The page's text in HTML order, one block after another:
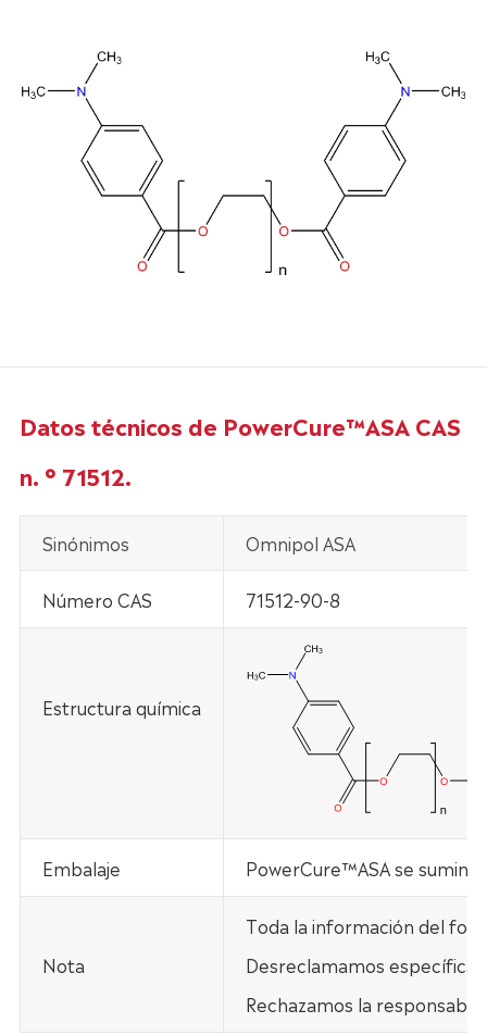
Datos técnicos de PowerCure™ASA CAS
n. ° 71512.
Sinónimos Omnipol ASA
Número CAS 71512-90-8
Estructura química
Embalaje PowerCure™ASA se
Nota
Toda la información del
Desreclamamos
Rechazamos la